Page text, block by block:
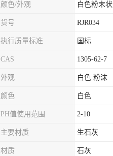
颜色/外观 白色粉末状
货号 RJR034
执行质量标准 国标
CAS 1305-62-7
外观 白色 粉沫
颜色 白色
PH值使用范围 2-10
主要材质 生石灰
材质 石灰